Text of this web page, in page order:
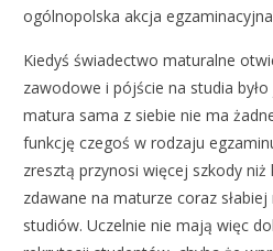
ogólnopolska akcja
Kiedyś świadectwo maturalne
zawodowe i pójście na studia
matura sama z siebie nie ma
funkcję czegoś w rodzaju
zresztą przynosi więcej szkody
zdawane na maturze coraz
studiów. Uczelnie nie mają więc